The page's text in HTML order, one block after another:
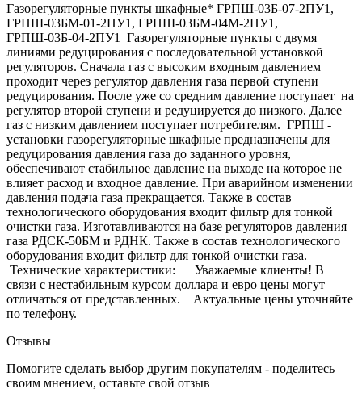
Газорегуляторные пункты шкафные* ГРПШ-03Б-07-2ПУ1,
ГРПШ-03БМ-01-2ПУ1, ГРПШ-03БМ-04М-2ПУ1,
ГРПШ-03Б-04-2ПУ1 Газорегуляторные пункты с двумя
линиями редуцирования с последовательной установкой
регуляторов. Сначала газ с высоким входным давлением
проходит через регулятор давления газа первой ступени
редуцирования. После уже со средним давление поступает на
регулятор второй ступени и редуцируется до низкого. Далее
газ с низким давлением поступает потребителям. ГРПШ -
установки газорегуляторные шкафные предназначены для
редуцирования давления газа до заданного уровня,
обеспечивают стабильное давление на выходе на которое не
влияет расход и входное давление. При аварийном изменении
давления подача газа прекращается. Также в состав
технологического оборудования входит фильтр для тонкой
очистки газа. Изготавливаются на базе регуляторов давления
газа РДСК-50БМ и РДНК. Также в состав технологического
оборудования входит фильтр для тонкой очистки газа.
Технические характеристики: Уважаемые клиенты! В
связи с нестабильным курсом доллара и евро цены могут
отличаться от представленных. Актуальные цены уточняйте
по телефону.
Отзывы
Помогите сделать выбор другим покупателям - поделитесь
своим мнением, оставьте свой отзыв